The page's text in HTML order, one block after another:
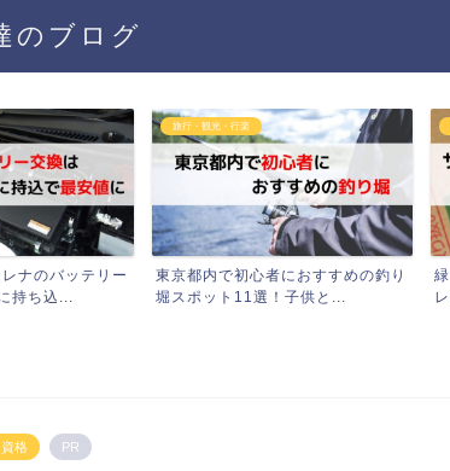
のブログ
におすすめの釣り
供と...
健康・病気
緑でサラナを９ヵ月飲んだ結果！コ
レステロール値を晒す。口...
格 PR